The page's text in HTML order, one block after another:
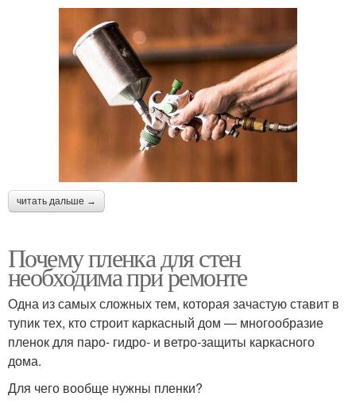
читать дальше →
Почему пленка для стен
необходима при ремонте
Одна из самых сложных тем, которая зачастую ставит в
тупик тех, кто строит каркасный дом — многообразие
пленок для паро- гидро- и ветро-защиты каркасного
дома.
Для чего вообще нужны пленки?